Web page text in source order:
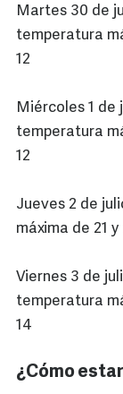
Martes 30 de
temperatura
12
Miércoles 1 de
temperatura
12
Jueves 2 de
máxima de 21
Viernes 3 de
temperatura
14
¿Cómo